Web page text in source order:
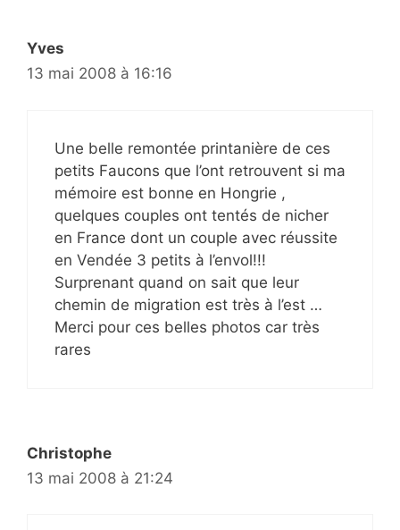
Yves
13 mai 2008 à 16:16
Une belle remontée printanière de ces
petits Faucons que l’ont retrouvent si ma
mémoire est bonne en Hongrie ,
quelques couples ont tentés de nicher
en France dont un couple avec réussite
en Vendée 3 petits à l’envol!!!
Surprenant quand on sait que leur
chemin de migration est très à l’est …
Merci pour ces belles photos car très
rares
Christophe
13 mai 2008 à 21:24